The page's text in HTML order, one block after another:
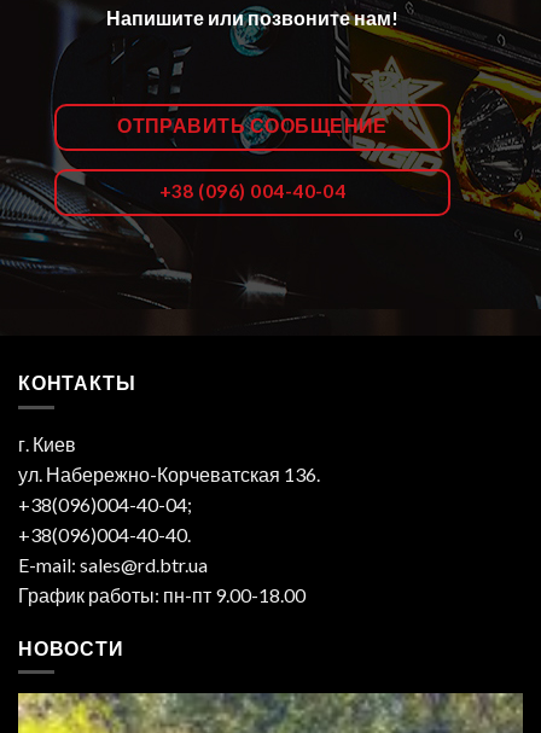
Напишите или позвоните нам!
ОТПРАВИТЬ СООБЩЕНИЕ
+38 (096) 004-40-04
КОНТАКТЫ
г. Киев
ул. Набережно-Корчеватская 136.
+38(096)004-40-04;
+38(096)004-40-40.
E-mail: sales@rd.btr.ua
График работы: пн-пт 9.00-18.00
НОВОСТИ